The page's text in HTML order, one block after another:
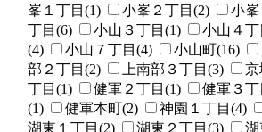
峯１丁目(1)
小峯２丁目(2) 小峯
丁目(6)
小山３丁目(1) 小山４丁
(4)
小山７丁目(4) 小山町(16)
部２丁目(2)
上南部３丁目(3) 京
丁目(1)
健軍２丁目(1) 健軍３丁
(1)
健軍本町(2) 神園１丁目(4)
湖東１丁目(2)
湖東２丁目(3) 湖